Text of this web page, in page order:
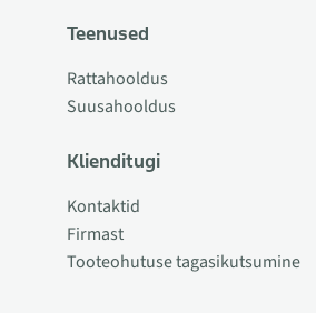
Teenused
Rattahooldus
Suusahooldus
Klienditugi
Kontaktid
Firmast
Tooteohutuse tagasikutsumine